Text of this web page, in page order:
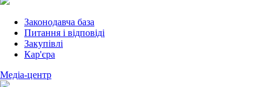
Законодавча база
Питання і відповіді
Закупівлі
Кар'єра
Медіа-центр